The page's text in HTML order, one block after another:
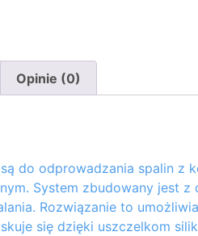
Opinie (0)
do odprowadzania spalin z
System zbudowany jest
Rozwiązanie to
się dzięki uszczelkom